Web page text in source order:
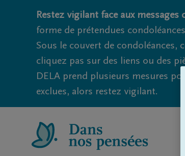
Restez vigilant face aux
forme de prétendues
Sous le couvert de condoléances,
cliquez pas sur des liens ou des
DELA prend plusieurs mesures
exclues, alors restez vigilant.